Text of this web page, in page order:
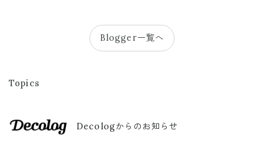
Blogger一覧へ
Topics
Decologからのお知らせ